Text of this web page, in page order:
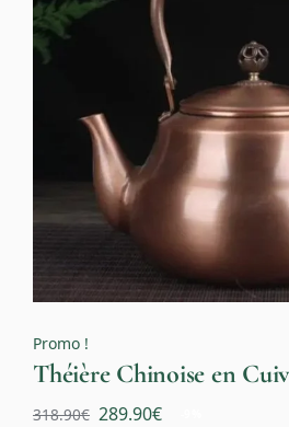
Promo !
Théière Chinoise en
318.90€ 289.90€